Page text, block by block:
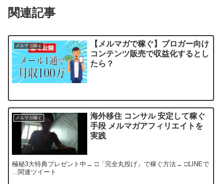
関連記事
メルマガ稼ぐ
【メルマガで稼ぐ】ブロガー向け
コンテンツ販売で収益化するとし
たら？
メルマガ稼ぐ
海外移住 コンサル 安定して稼ぐ
手段 メルマガアフィリエイトを
実践
極秘3大特典プレゼント中→ □「完全丸投げ」で稼ぐ方法→ □LINEで
...関連ツイート